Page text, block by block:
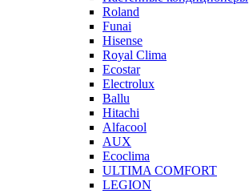
Roland
Funai
Hisense
Royal Clima
Ecostar
Electrolux
Ballu
Hitachi
Alfacool
AUX
Ecoclima
ULTIMA COMFORT
LEGION